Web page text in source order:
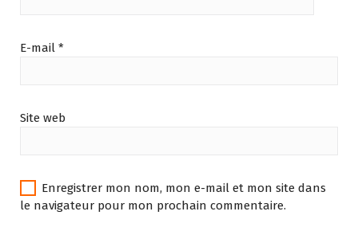
E-mail *
Site web
Enregistrer mon nom, mon e-mail et mon site dans
le navigateur pour mon prochain commentaire.